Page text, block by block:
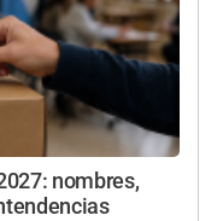
nombres,